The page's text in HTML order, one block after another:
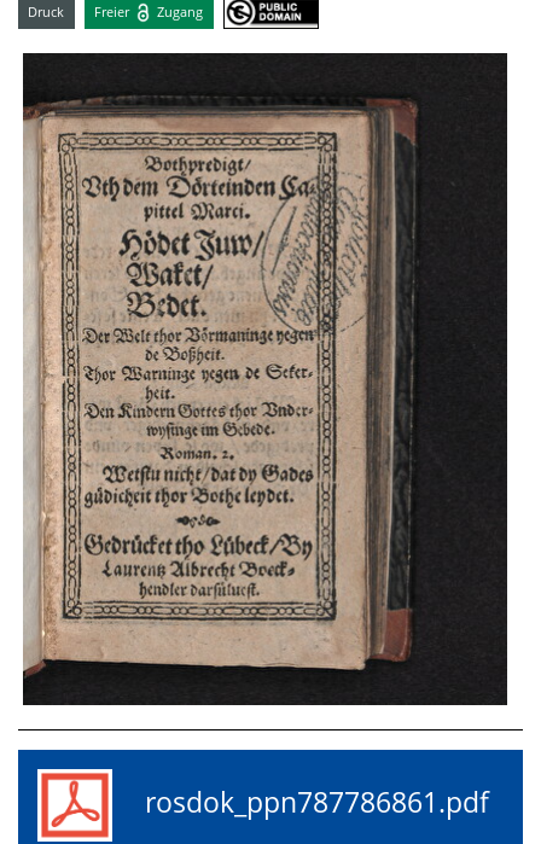
Druck Freier Zugang
rosdok_ppn787786861.pdf